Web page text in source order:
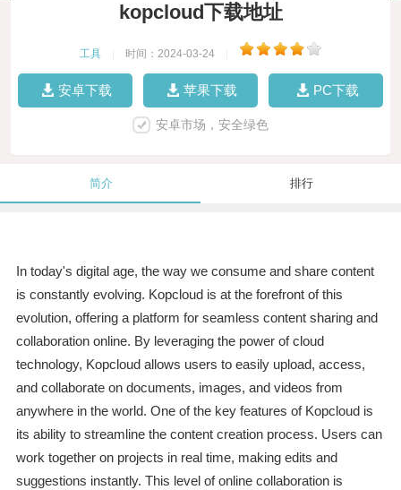
kopcloud下载地址
工具 时间：2024-03-24
安卓下载 苹果下载 PC下载
安卓市场，安全绿色
简介 排行
In today's digital age, the way we consume and share content
is constantly evolving. Kopcloud is at the forefront of this
evolution, offering a platform for seamless content sharing and
collaboration online. By leveraging the power of cloud
technology, Kopcloud allows users to easily upload, access,
and collaborate on documents, images, and videos from
anywhere in the world. One of the key features of Kopcloud is
its ability to streamline the content creation process. Users can
work together on projects in real time, making edits and
suggestions instantly. This level of online collaboration is